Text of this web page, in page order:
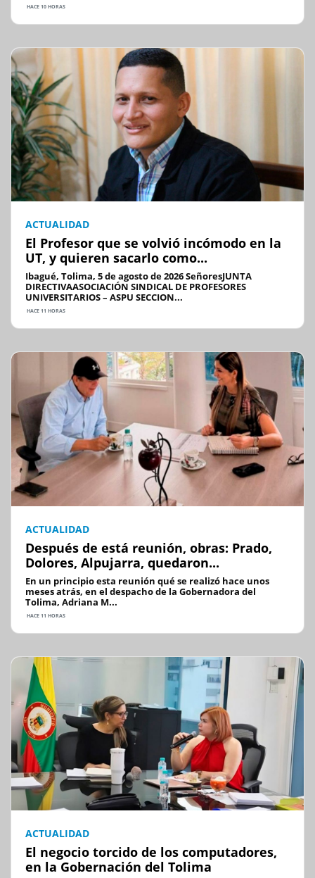
HACE 10 HORAS
ACTUALIDAD
El Profesor que se volvió incómodo en la
UT, y quieren sacarlo como...
Ibagué, Tolima, 5 de agosto de 2026 SeñoresJUNTA
DIRECTIVAASOCIACIÓN SINDICAL DE PROFESORES
UNIVERSITARIOS – ASPU SECCION...
HACE 11 HORAS
ACTUALIDAD
Después de está reunión, obras: Prado,
Dolores, Alpujarra, quedaron...
En un principio esta reunión qué se realizó hace unos
meses atrás, en el despacho de la Gobernadora del
Tolima, Adriana M...
HACE 11 HORAS
ACTUALIDAD
El negocio torcido de los computadores,
en la Gobernación del Tolima